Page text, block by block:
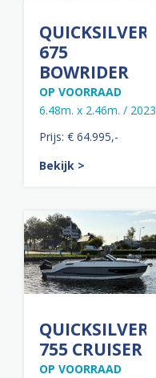
QUICKSILVER
675
BOWRIDER
OP VOORRAAD
6.48m. x 2.46m. / 2023
Prijs: € 64.995,-
Bekijk >
QUICKSILVER
755 CRUISER
OP VOORRAAD